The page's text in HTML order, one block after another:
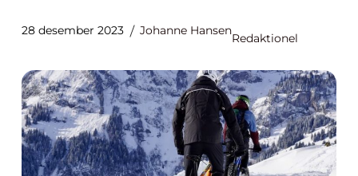
28 desember 2023 Johanne Hansen
Redaktionel